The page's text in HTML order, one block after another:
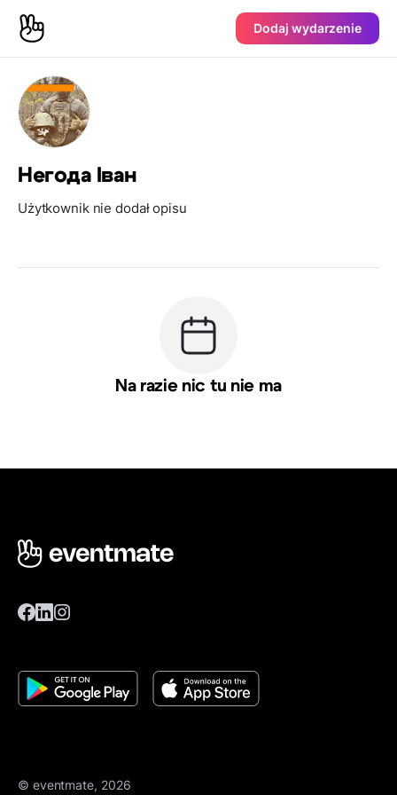
Dodaj wydarzenie
Негода Іван
Użytkownik nie dodał opisu
Na razie nic tu nie ma
© eventmate, 2026